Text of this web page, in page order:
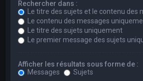
Rechercher dans :
Le titre des sujets et le contenu des
Le contenu des messages
Le titre des sujets uniquement
Le premier message des sujets
Afficher les résultats sous forme de :
Messages
Sujets